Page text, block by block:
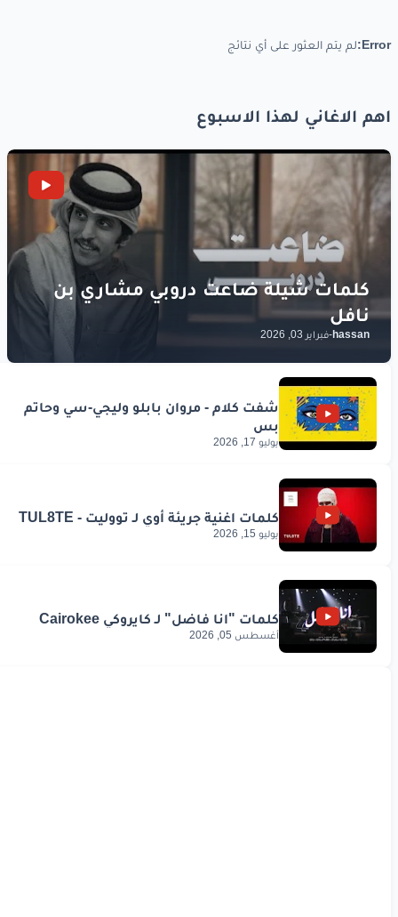
Error: لم يتم العثور على أي نتائج
اهم الاغاني لهذا الاسبوع
hassan
-فبراير 03, 2026
يوليو 17, 2026
يوليو 15, 2026
أغسطس 05, 2026